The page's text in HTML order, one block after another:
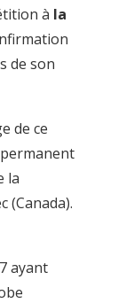
à la
de son
de ce
la
(Canada).
ayant